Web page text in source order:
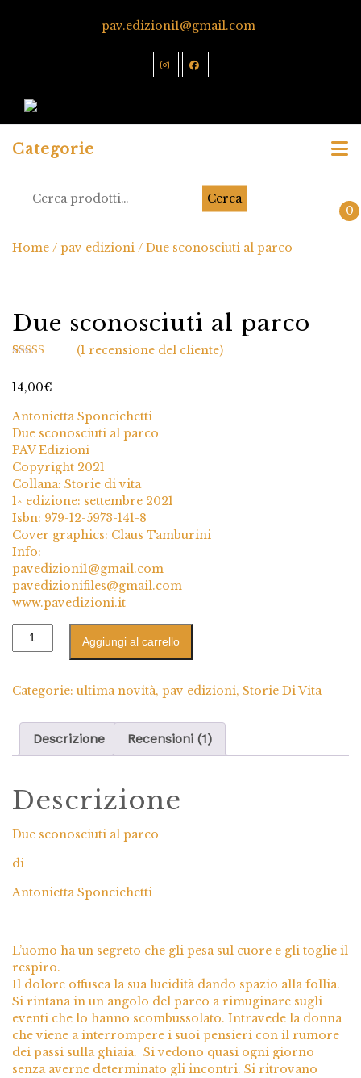
pav.edizioni1@gmail.com
Categorie
Cerca
0
Home / pav edizioni / Due sconosciuti al parco
Due sconosciuti al parco
direcensioni
(1 recensione del cliente)
14,00€
Antonietta Sponcichetti
Due sconosciuti al parco
PAV Edizioni
Copyright 2021
Collana: Storie di vita
1^ edizione: settembre 2021
Isbn: 979-12-5973-141-8
Cover graphics: Claus Tamburini
Info:
pavedizioni1@gmail.com
pavedizionifiles@gmail.com
www.pavedizioni.it
Aggiungi al carrello
Categorie: ultima novità, pav edizioni, Storie Di Vita
Descrizione Recensioni (1)
Descrizione
Due sconosciuti al parco
di
Antonietta Sponcichetti
L’uomo ha un segreto che gli pesa sul cuore e gli toglie il
respiro.
Il dolore offusca la sua lucidità dando spazio alla follia.
Si rintana in un angolo del parco a rimuginare sugli
eventi che lo hanno scombussolato. Intravede la donna
che viene a interrompere i suoi pensieri con il rumore
dei passi sulla ghiaia. Si vedono quasi ogni giorno
senza averne determinato gli incontri. Si ritrovano